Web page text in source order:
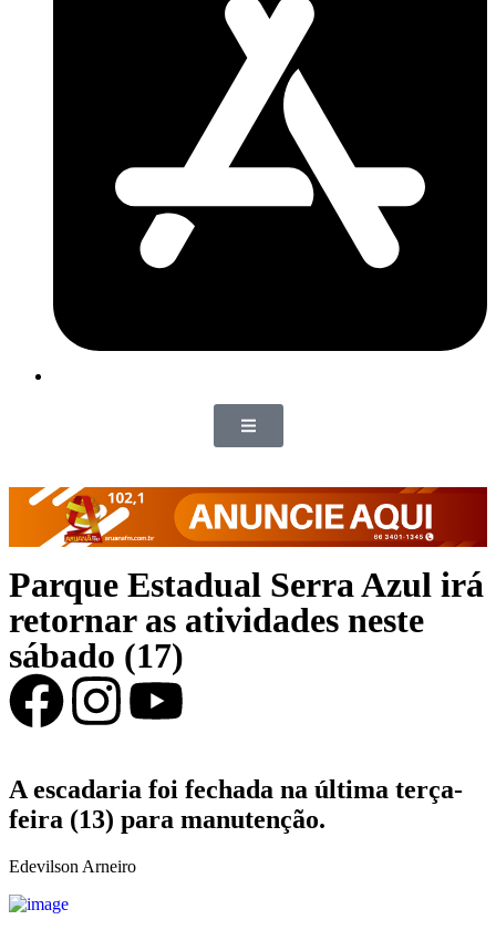
Parque Estadual Serra Azul irá
retornar as atividades neste
sábado (17)
A escadaria foi fechada na última terça-
feira (13) para manutenção.
Edevilson Arneiro